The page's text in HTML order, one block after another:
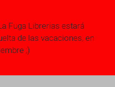
Fuga Librerias estará
de las vacaciones, en
;)